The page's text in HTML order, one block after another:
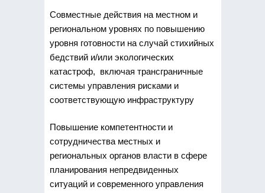
Совместные действия на местном и
региональном уровнях по повышению
уровня готовности на случай стихийных
бедствий и/или экологических
катастроф, включая трансграничные
системы управления рисками и
соответствующую инфраструктуру
Повышение компетентности и
сотрудничества местных и
региональных органов власти в сфере
планирования непредвиденных
ситуаций и современного управления